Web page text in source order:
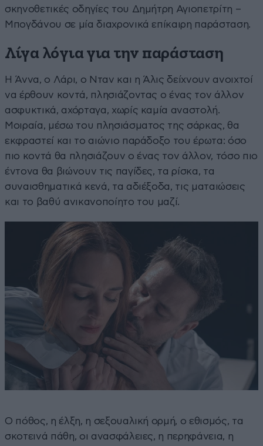
σκηνοθετικές οδηγίες του Δημήτρη Αγιοπετρίτη –
Μπογδάνου σε μία διαχρονικά επίκαιρη παράσταση.
Λίγα λόγια για την παράσταση
Η Άννα, ο Λάρι, ο Νταν και η Άλις δείχνουν ανοιχτοί
να έρθουν κοντά, πλησιάζοντας ο ένας τον άλλον
ασφυκτικά, αχόρταγα, χωρίς καμία αναστολή.
Μοιραία, μέσω του πλησιάσματος της σάρκας, θα
εκφραστεί και το αιώνιο παράδοξο του έρωτα: όσο
πιο κοντά θα πλησιάζουν ο ένας τον άλλον, τόσο πιο
έντονα θα βιώνουν τις παγίδες, τα ρίσκα, τα
συναισθηματικά κενά, τα αδιέξοδα, τις ματαιώσεις
και το βαθύ ανικανοποίητο του μαζί.
Ο πόθος, η έλξη, η σεξουαλική ορμή, ο εθισμός, τα
σκοτεινά πάθη, οι ανασφάλειες, η περηφάνεια, η